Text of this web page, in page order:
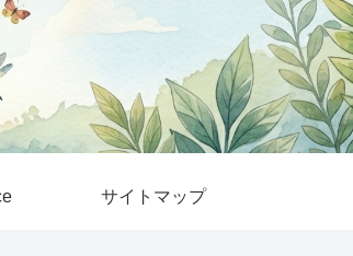
サイトマップ